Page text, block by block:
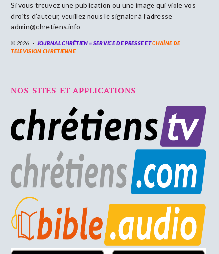
Si vous trouvez une publication ou une image qui viole vos
droits d’auteur, veuillez nous le signaler à l’adresse
admin@chretiens.info
© 2026 JOURNAL CHRÉTIEN = SERVICE DE PRESSE ETCHAÎNE DE
TELEVISION CHRETIENNE
NOS SITES ET APPLICATIONS